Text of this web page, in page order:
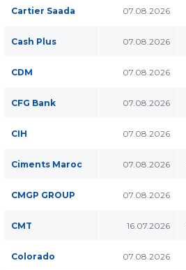
Cartier Saada 07.08.2026
Cash Plus 07.08.2026
CDM 07.08.2026
CFG Bank 07.08.2026
CIH 07.08.2026
Ciments Maroc 07.08.2026
CMGP GROUP 07.08.2026
CMT 16.07.2026
Colorado 07.08.2026